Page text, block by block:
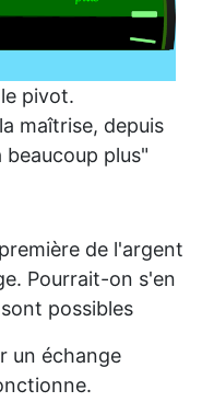
pivot.
maîtrise, depuis
beaucoup plus"
de l'argent
Pourrait-on s'en
possibles
un échange